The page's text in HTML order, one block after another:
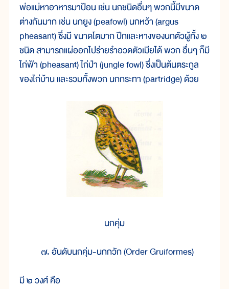
พ่อแม่หาอาหารมาป้อน เช่น นกชนิดอื่นๆ พวกนี้มีขนาด
ต่างกันมาก เช่น นกยูง (peafowl) นกหว้า (argus
pheasant) ซึ่งมี ขนาดโตมาก ปีกและหางของนกตัวผู้ทั้ง ๒
ชนิด สามารถแผ่ออกไปร่ายรำอวดตัวเมียได้ พวก อื่นๆ ก็มี
ไก่ฟ้า (pheasant) ไก่ป่า (jungle fowl) ซึ่งเป็นต้นตระกูล
ของไก่บ้าน และรวมทั้งพวก นกกระทา (partridge) ด้วย
นกคุ่ม
๗. อันดับนกคุ่ม-นกกวัก (Order Gruiformes)
มี ๒ วงศ์ คือ